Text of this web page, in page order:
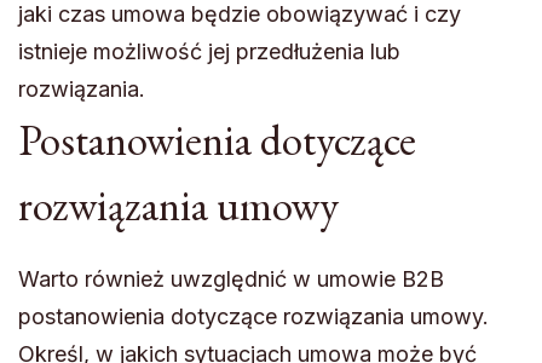
jaki czas umowa będzie obowiązywać i czy
istnieje możliwość jej przedłużenia lub
rozwiązania.
Postanowienia dotyczące
rozwiązania umowy
Warto również uwzględnić w umowie B2B
postanowienia dotyczące rozwiązania umowy.
Określ, w jakich sytuacjach umowa może być